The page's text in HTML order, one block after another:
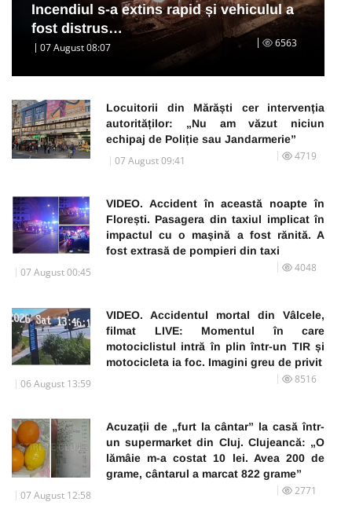
Incendiul s-a extins rapid și vehiculul a
fost distrus…
07 August 08:07 6563
Locuitorii din Mărăști cer intervenția
autorităților: „Nu am văzut niciun
echipaj de Poliție sau Jandarmerie”
07 August 09:41 4719
VIDEO. Accident în această noapte în
Florești. Pasagera din taxiul implicat în
impactul cu o mașină a fost rănită. A
fost extrasă de pompieri din taxi
07 August 00:45 4048
VIDEO. Accidentul mortal din Vâlcele,
filmat LIVE: Momentul în care
motociclistul intră în plin într-un TIR și
motocicleta ia foc. Imagini greu de privit
06 August 13:59 8516
Acuzații de „furt la cântar” la casă într-
un supermarket din Cluj. Clujeancă: „O
lămâie m-a costat 10 lei. Avea 200 de
grame, cântarul a marcat 822 grame”
07 August 12:58 2771